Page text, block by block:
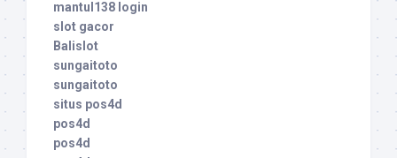
mantul138 login
slot gacor
Balislot
sungaitoto
sungaitoto
situs pos4d
pos4d
pos4d